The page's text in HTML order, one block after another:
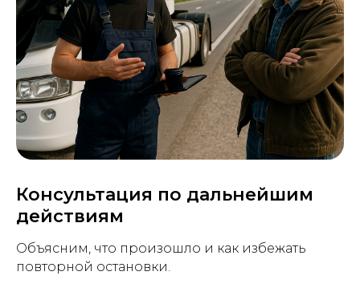
Консультация по дальнейшим
действиям
Объясним, что произошло и как избежать
повторной остановки.